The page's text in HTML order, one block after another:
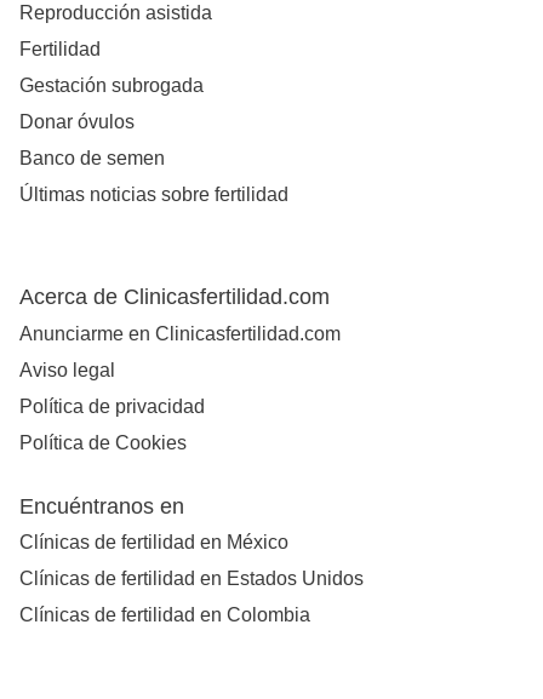
Reproducción asistida
Fertilidad
Gestación subrogada
Donar óvulos
Banco de semen
Últimas noticias sobre fertilidad
Acerca de Clinicasfertilidad.com
Anunciarme en Clinicasfertilidad.com
Aviso legal
Política de privacidad
Política de Cookies
Encuéntranos en
Clínicas de fertilidad en México
Clínicas de fertilidad en Estados Unidos
Clínicas de fertilidad en Colombia